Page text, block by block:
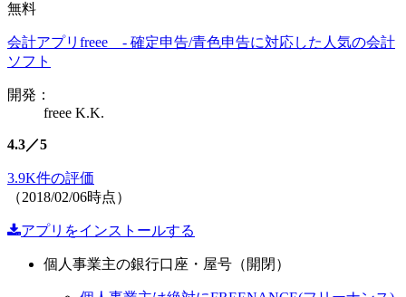
無料
会計アプリfreee - 確定申告/青色申告に対応した人気の会計
ソフト
開発：
freee K.K.
4.3／5
3.9K件の評価
（2018/02/06時点）
アプリをインストールする
個人事業主の銀行口座・屋号（開閉）